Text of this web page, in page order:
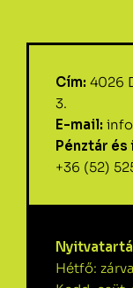
Cím: 4026
3.
E-mail:
Pénztár
+36 (52)
Hétfő: zárva